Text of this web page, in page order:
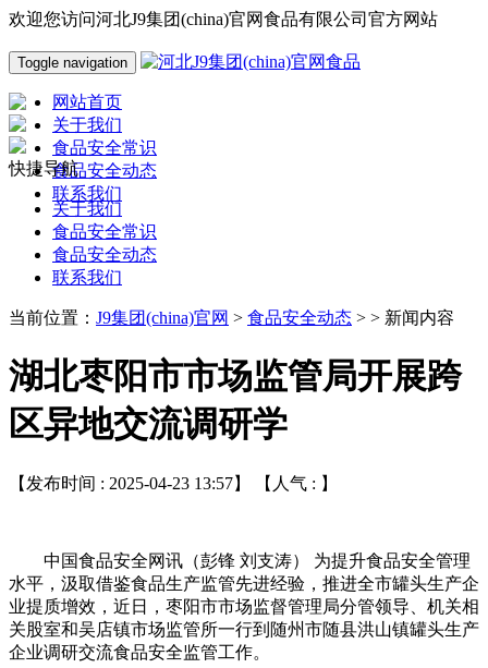
欢迎您访问河北J9集团(china)官网食品有限公司官方网站
Toggle navigation
网站首页
关于我们
食品安全常识
食品安全动态
联系我们
快捷导航
关于我们
食品安全常识
食品安全动态
联系我们
当前位置： J9集团(china)官网 > 食品安全动态 > > 新闻内容
湖北枣阳市市场监管局开展跨
区异地交流调研学
【发布时间 : 2025-04-23 13:57】 【人气 : 】
中国食品安全网讯（彭锋 刘支涛） 为提升食品安全管理
水平，汲取借鉴食品生产监管先进经验，推进全市罐头生产企
业提质增效，近日，枣阳市市场监督管理局分管领导、机关相
关股室和吴店镇市场监管所一行到随州市随县洪山镇罐头生产
企业调研交流食品安全监管工作。